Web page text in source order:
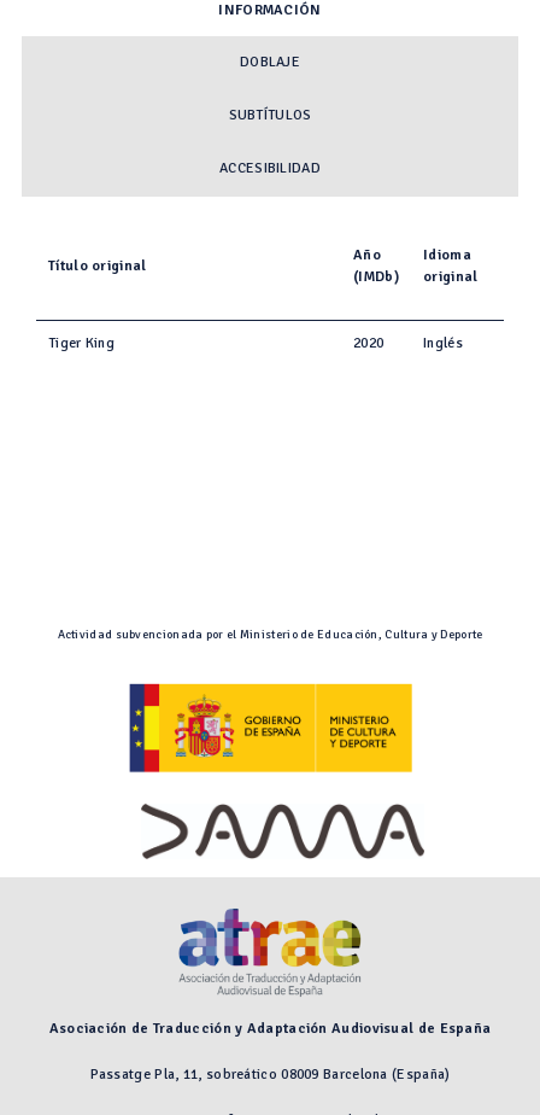
INFORMACIÓN
DOBLAJE
SUBTÍTULOS
ACCESIBILIDAD
Título original
Año
(IMDb)
Idioma
original
Tiger King 2020 Inglés
Actividad subvencionada por el Ministerio de Educación, Cultura y Deporte
Asociación de Traducción y Adaptación Audiovisual de España
Passatge Pla, 11, sobreático 08009 Barcelona (España)